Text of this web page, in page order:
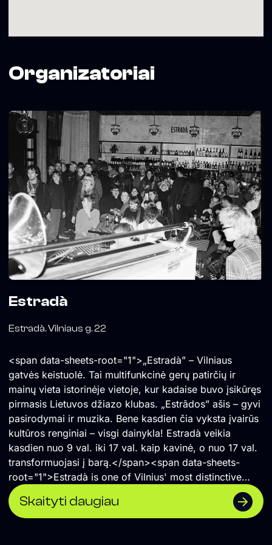
Organizatoriai
Estradà
Estradà. Vilniaus g. 22
<span data-sheets-root="1">„Estradà” – Vilniaus
gatvės keistuolė. Tai multifunkcinė gerų patirčių ir
mainų vieta istorinėje vietoje, kur kadaise buvo įsikūręs
pirmasis Lietuvos džiazo klubas. „Estrãdos” ašis – gyvi
pasirodymai ir muzika. Bene kasdien čia vyksta įvairūs
kultūros renginiai – visgi dainykla! Estradà veikia
kasdien nuo 9 val. iki 17 val. kaip kavinė, o nuo 17 val.
transformuojasi į barą.</span><span data-sheets-
root="1">Estradà is one of Vilnius' most distinctive
cultural spaces—a multifunctional venue for shared
experiences, creativity, and exchange, located in the
historic building that once housed Lithuania's first jazz
Skaityti daugiau